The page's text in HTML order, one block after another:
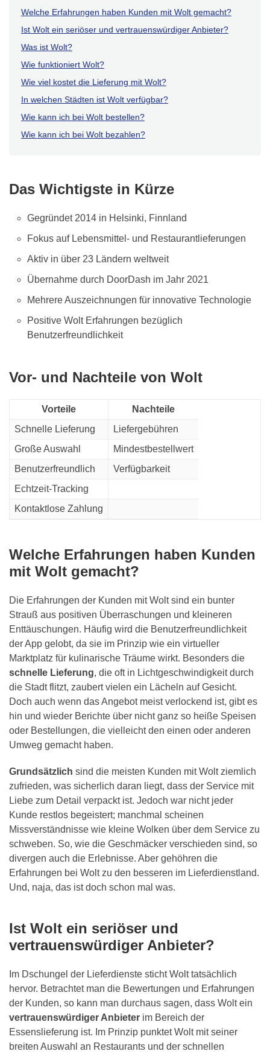
Welche Erfahrungen haben Kunden mit Wolt gemacht?
Ist Wolt ein seriöser und vertrauenswürdiger Anbieter?
Was ist Wolt?
Wie funktioniert Wolt?
Wie viel kostet die Lieferung mit Wolt?
In welchen Städten ist Wolt verfügbar?
Wie kann ich bei Wolt bestellen?
Wie kann ich bei Wolt bezahlen?
Das Wichtigste in Kürze
Gegründet 2014 in Helsinki, Finnland
Fokus auf Lebensmittel- und Restaurantlieferungen
Aktiv in über 23 Ländern weltweit
Übernahme durch DoorDash im Jahr 2021
Mehrere Auszeichnungen für innovative Technologie
Positive Wolt Erfahrungen bezüglich
Benutzerfreundlichkeit
Vor- und Nachteile von Wolt
Vorteile
Nachteile
Schnelle Lieferung
Liefergebühren
Große Auswahl
Mindestbestellwert
Benutzerfreundlich
Verfügbarkeit
Echtzeit-Tracking
Kontaktlose Zahlung
Welche Erfahrungen haben Kunden
mit Wolt gemacht?
Die Erfahrungen der Kunden mit Wolt sind ein bunter
Strauß aus positiven Überraschungen und kleineren
Enttäuschungen. Häufig wird die Benutzerfreundlichkeit
der App gelobt, da sie im Prinzip wie ein virtueller
Marktplatz für kulinarische Träume wirkt. Besonders die
schnelle Lieferung, die oft in Lichtgeschwindigkeit durch
die Stadt flitzt, zaubert vielen ein Lächeln auf Gesicht.
Doch auch wenn das Angebot meist verlockend ist, gibt es
hin und wieder Berichte über nicht ganz so heiße Speisen
oder Bestellungen, die vielleicht den einen oder anderen
Umweg gemacht haben.
Grundsätzlich sind die meisten Kunden mit Wolt ziemlich
zufrieden, was sicherlich daran liegt, dass der Service mit
Liebe zum Detail verpackt ist. Jedoch war nicht jeder
Kunde restlos begeistert; manchmal scheinen
Missverständnisse wie kleine Wolken über dem Service zu
schweben. So, wie die Geschmäcker verschieden sind, so
divergen auch die Erlebnisse. Aber gehöhren die
Erfahrungen bei Wolt zu den besseren im Lieferdienstland.
Und, naja, das ist doch schon mal was.
Ist Wolt ein seriöser und
vertrauenswürdiger Anbieter?
Im Dschungel der Lieferdienste sticht Wolt tatsächlich
hervor. Betrachtet man die Bewertungen und Erfahrungen
der Kunden, so kann man durchaus sagen, dass Wolt ein
vertrauenswürdiger Anbieter im Bereich der
Essenslieferung ist. Im Prinzip punktet Wolt mit seiner
breiten Auswahl an Restaurants und der schnellen